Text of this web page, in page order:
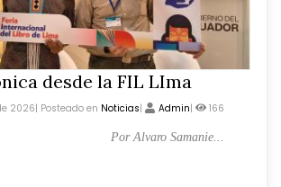
desde la FIL LIma
2026| Posteado en Noticias| Admin| 166
Por Alvaro Samanie...